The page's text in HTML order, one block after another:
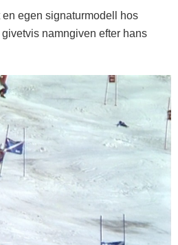
en egen signaturmodell hos
givetvis namngiven efter hans